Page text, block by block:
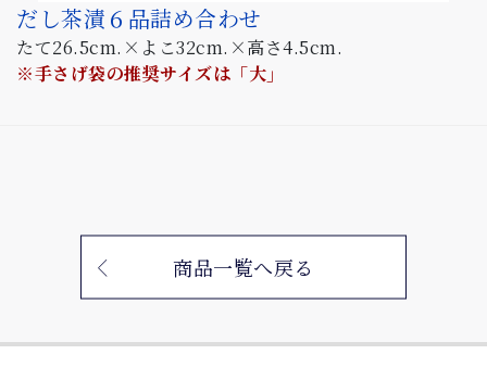
だし茶漬６品詰め合わせ
たて26.5cm.×よこ32cm.×高さ4.5cm.
※手さげ袋の推奨サイズは「大」
商品一覧へ戻る